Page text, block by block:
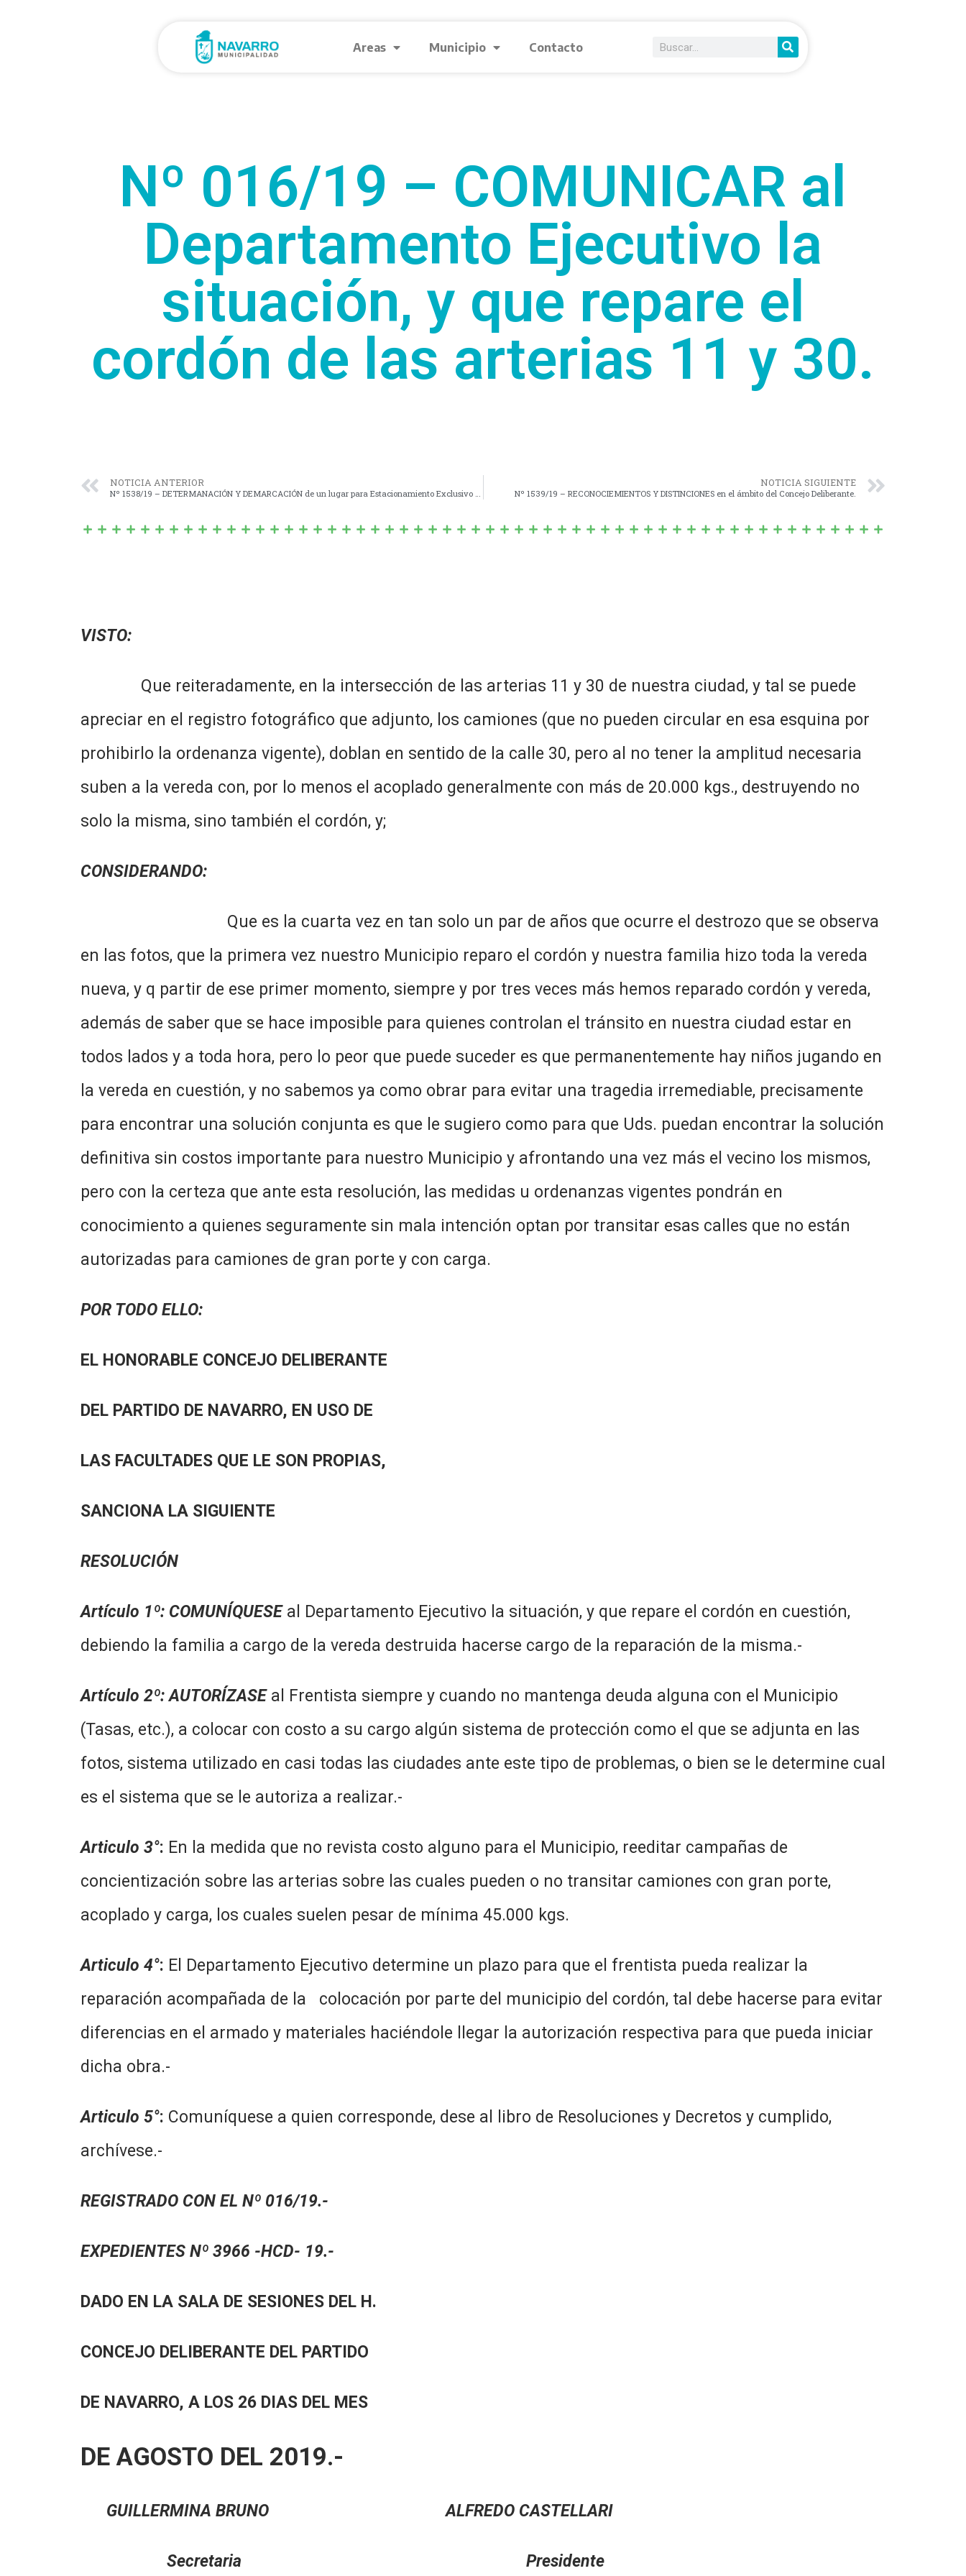
Areas Municipio Contacto
Nº 016/19 – COMUNICAR al
Departamento Ejecutivo la
situación, y que repare el
cordón de las arterias 11 y 30.
NOTICIA ANTERIOR NOTICIA SIGUIENTE
Nº 1539/19 – RECONOCIEMIENTOS Y DISTINCIONES en el ámbito del Concejo Deliberante.
VISTO:
Que reiteradamente, en la intersección de las arterias 11 y 30 de nuestra ciudad, y tal se puede
apreciar en el registro fotográfico que adjunto, los camiones (que no pueden circular en esa esquina por
prohibirlo la ordenanza vigente), doblan en sentido de la calle 30, pero al no tener la amplitud necesaria
suben a la vereda con, por lo menos el acoplado generalmente con más de 20.000 kgs., destruyendo no
solo la misma, sino también el cordón, y;
CONSIDERANDO:
Que es la cuarta vez en tan solo un par de años que ocurre el destrozo que se observa
en las fotos, que la primera vez nuestro Municipio reparo el cordón y nuestra familia hizo toda la vereda
nueva, y q partir de ese primer momento, siempre y por tres veces más hemos reparado cordón y vereda,
además de saber que se hace imposible para quienes controlan el tránsito en nuestra ciudad estar en
todos lados y a toda hora, pero lo peor que puede suceder es que permanentemente hay niños jugando en
la vereda en cuestión, y no sabemos ya como obrar para evitar una tragedia irremediable, precisamente
para encontrar una solución conjunta es que le sugiero como para que Uds. puedan encontrar la solución
definitiva sin costos importante para nuestro Municipio y afrontando una vez más el vecino los mismos,
pero con la certeza que ante esta resolución, las medidas u ordenanzas vigentes pondrán en
conocimiento a quienes seguramente sin mala intención optan por transitar esas calles que no están
autorizadas para camiones de gran porte y con carga.
POR TODO ELLO:
EL HONORABLE CONCEJO DELIBERANTE
DEL PARTIDO DE NAVARRO, EN USO DE
LAS FACULTADES QUE LE SON PROPIAS,
SANCIONA LA SIGUIENTE
RESOLUCIÓN
Artículo 1º: COMUNÍQUESEal Departamento Ejecutivo la situación, y que repare el cordón en cuestión,
debiendo la familia a cargo de la vereda destruida hacerse cargo de la reparación de la misma.-
Artículo 2º: AUTORÍZASEal Frentista siempre y cuando no mantenga deuda alguna con el Municipio
(Tasas, etc.), a colocar con costo a su cargo algún sistema de protección como el que se adjunta en las
fotos, sistema utilizado en casi todas las ciudades ante este tipo de problemas, o bien se le determine cual
es el sistema que se le autoriza a realizar.-
Articulo 3°: En la medida que no revista costo alguno para el Municipio, reeditar campañas de
concientización sobre las arterias sobre las cuales pueden o no transitar camiones con gran porte,
acoplado y carga, los cuales suelen pesar de mínima 45.000 kgs.
Articulo 4°: El Departamento Ejecutivo determine un plazo para que el frentista pueda realizar la
reparación acompañada de la colocación por parte del municipio del cordón, tal debe hacerse para evitar
diferencias en el armado y materiales haciéndole llegar la autorización respectiva para que pueda iniciar
dicha obra.-
Articulo 5°: Comuníquese a quien corresponde, dese al libro de Resoluciones y Decretos y cumplido,
archívese.-
REGISTRADO CON EL Nº 016/19.-
EXPEDIENTES Nº 3966 -HCD- 19.-
DADO EN LA SALA DE SESIONES DEL H.
CONCEJO DELIBERANTE DEL PARTIDO
DE NAVARRO, A LOS 26 DIAS DEL MES
DE AGOSTO DEL 2019.-
GUILLERMINA BRUNO ALFREDO CASTELLARI
Secretaria Presidente